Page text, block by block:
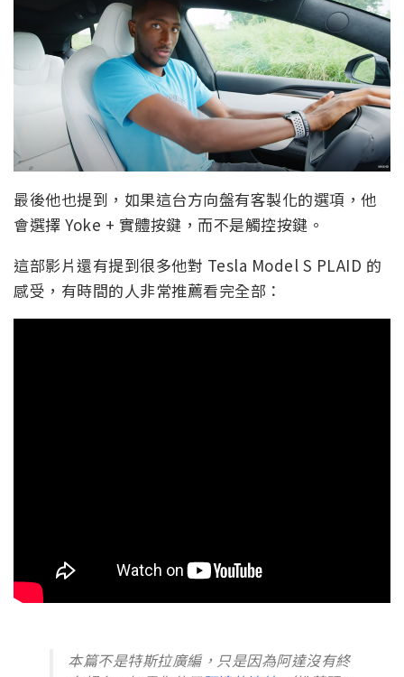
最後他也提到，如果這台方向盤有客製化的選項，他
會選擇 Yoke + 實體按鍵，而不是觸控按鍵。
這部影片還有提到很多他對 Tesla Model S PLAID 的
感受，有時間的人非常推薦看完全部：
本篇不是特斯拉廣編，只是因為阿達沒有終